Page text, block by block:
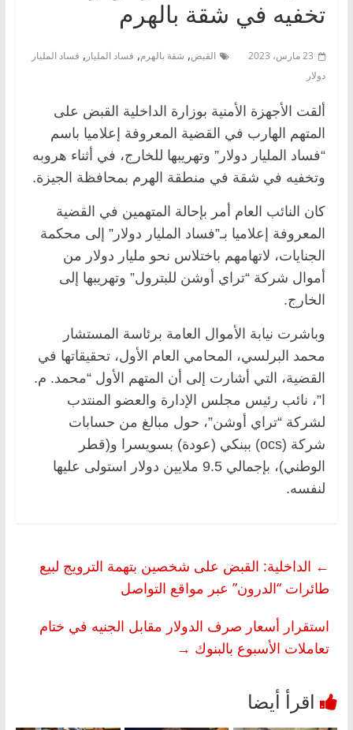
تخفيه في شقة بالهرم
23 مارس، 2023 القبض, شقة بالهرم, فساد المليار , فساد المليار
دولار
ألقت الأجهزة الأمنية بوزارة الداخلية القبض على
المتهم الهارب في القضية المعروفة إعلاميا باسم
“فساد المليار دولار” وتهريبها للخارج، في أثناء هروبه
وتخفيه في شقة في منطقة الهرم بمحافظة الجيزة.
كان النائب العام أمر بإحالة المتهمين في القضية
المعروفة إعلاميا بـ”فساد المليار دولار” إلى محكمة
الجنايات، لاتهامهم باختلاس نحو مليار دولار من
أموال شركة “تراي أوشن للبترول” وتهريبها إلى
الخارج.
وباشرت نيابة الأموال العامة برئاسة المستشار
محمد البرلسي، المحامي العام الأول، تحقيقاتها في
القضية، التي أشارت إلى أن المتهم الأول “محمد. م.
ا”، نائب رئيس مجلس الإدارة والعضو المنتدب
لشركة “تراي أوشن”، حول مبالغ من حسابات
شركة (ocs) ببنكي (عودة) بسويسرا و(قطر
الوطني)، بإجمالي 9.5 ملايين دولار استولى عليها
لنفسه.
← الداخلية: القبض على شخصين بتهمة الترويج لبيع
طائرات “الدرون” عبر مواقع التواصل
استقرار أسعار صرف الدولار مقابل الجنيه في ختام
تعاملات الأسبوع بالبنوك →